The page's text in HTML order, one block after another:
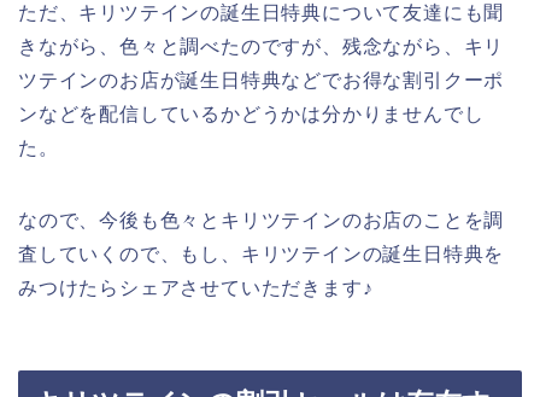
ただ、キリツテインの誕生日特典について友達にも聞
きながら、色々と調べたのですが、残念ながら、キリ
ツテインのお店が誕生日特典などでお得な割引クーポ
ンなどを配信しているかどうかは分かりませんでし
た。
なので、今後も色々とキリツテインのお店のことを調
査していくので、もし、キリツテインの誕生日特典を
みつけたらシェアさせていただきます♪